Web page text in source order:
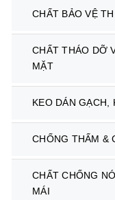
CHẤT BẢO VỆ
CHẤT THÁO DỠ
MẶT
KEO DÁN GẠCH,
CHỐNG THẤM &
CHẤT CHỐNG
MÁI